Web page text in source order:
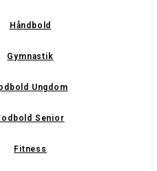
Håndbold
Gymnastik
Ungdom
Senior
Fitness